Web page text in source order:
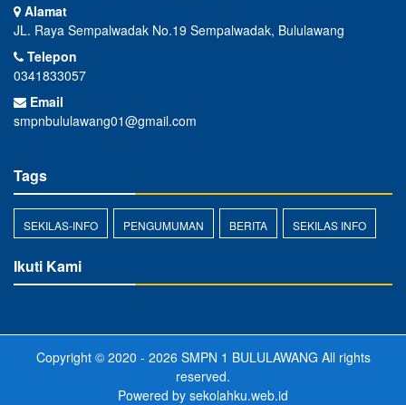
Alamat
JL. Raya Sempalwadak No.19 Sempalwadak, Bululawang
Telepon
0341833057
Email
smpnbululawang01@gmail.com
Tags
SEKILAS-INFO PENGUMUMAN BERITA SEKILAS INFO
Ikuti Kami
Copyright © 2020 - 2026 SMPN 1 BULULAWANG All rights
reserved.
Powered by sekolahku.web.id